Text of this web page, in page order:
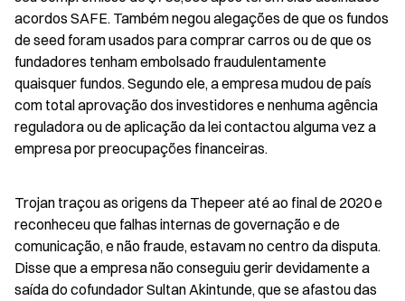
acordos SAFE. Também negou alegações de que os fundos
de seed foram usados para comprar carros ou de que os
fundadores tenham embolsado fraudulentamente
quaisquer fundos. Segundo ele, a empresa mudou de país
com total aprovação dos investidores e nenhuma agência
reguladora ou de aplicação da lei contactou alguma vez a
empresa por preocupações financeiras.
Trojan traçou as origens da Thepeer até ao final de 2020 e
reconheceu que falhas internas de governação e de
comunicação, e não fraude, estavam no centro da disputa.
Disse que a empresa não conseguiu gerir devidamente a
saída do cofundador Sultan Akintunde, que se afastou das